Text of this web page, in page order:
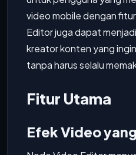
video mobile dengan
Editor juga dapat
kreator konten yang
tanpa harus selalu
Fitur Utama
Efek Video